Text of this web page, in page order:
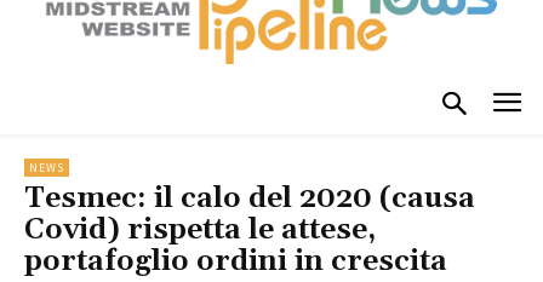
NEWS
Tesmec: il calo del 2020 (causa
Covid) rispetta le attese,
portafoglio ordini in crescita